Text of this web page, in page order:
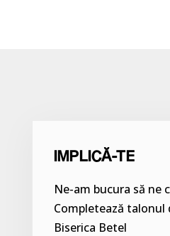
IMPLICĂ-TE
Ne-am bucura să ne
Completează talonul
Biserica Betel